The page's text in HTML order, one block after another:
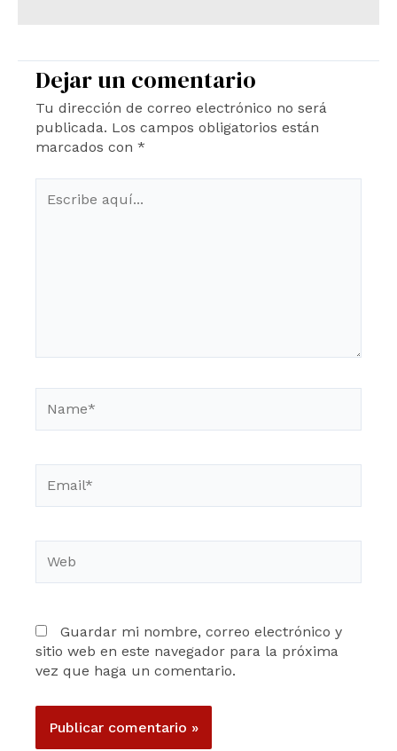
Dejar un comentario
Tu dirección de correo electrónico no será
publicada. Los campos obligatorios están
marcados con *
aquí...
Guardar mi nombre, correo electrónico y
sitio web en este navegador para la próxima
vez que haga un comentario.